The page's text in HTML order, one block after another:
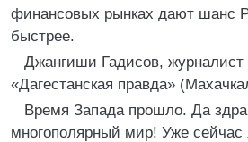
финансовых рынках дают шанс
быстрее.
Джангиши Гадисов, журналист
«Дагестанская правда»
Время Запада прошло. Да
многополярный мир! Уже сейчас